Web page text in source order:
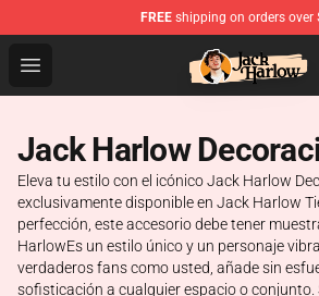
FREE shipping on orders over
Open menu
Jack Harlow Shop - Official Jack
Jack Harlow
Eleva tu estilo con el icónico Jack Harlow
exclusivamente disponible en Jack Harlow
perfección, este accesorio debe tener
HarlowEs un estilo único y un personaje
verdaderos fans como usted, añade sin
sofisticación a cualquier espacio o